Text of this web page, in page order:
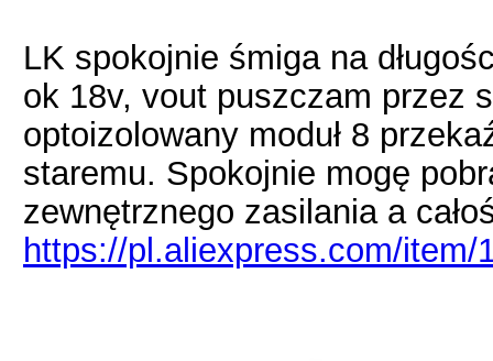
LK spokojnie śmiga na
ok 18v, vout puszczam przez
optoizolowany moduł 8
staremu. Spokojnie mogę
zewnętrznego zasilania a
https://pl.aliexpress.com/item/